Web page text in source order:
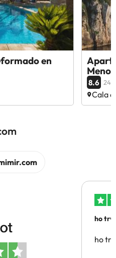
en
8.6 24
Cala
ho
ho